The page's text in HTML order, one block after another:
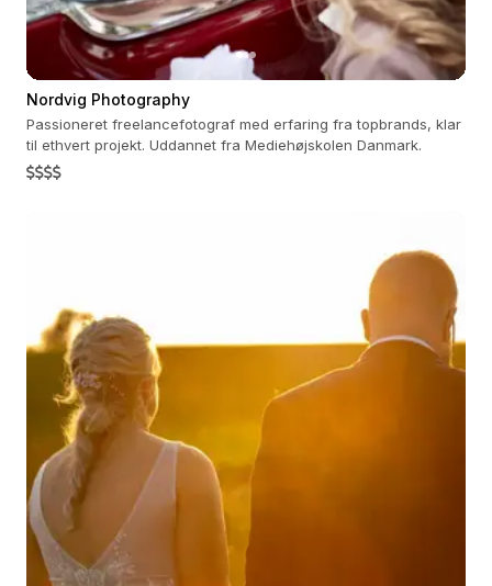
Nordvig Photography
Passioneret freelancefotograf med erfaring fra topbrands, klar
til ethvert projekt. Uddannet fra Mediehøjskolen Danmark.